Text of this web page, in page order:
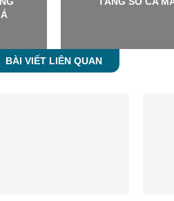
BÀI VIẾT LIÊN QUAN